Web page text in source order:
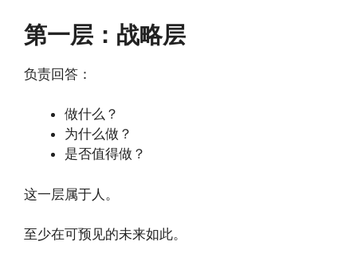
第一层：战略层
负责回答：
做什么？
为什么做？
是否值得做？
这一层属于人。
至少在可预见的未来如此。